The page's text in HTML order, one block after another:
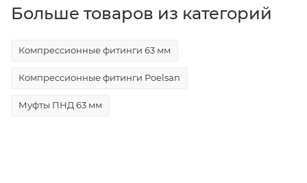
Больше товаров из категорий
Компрессионные фитинги 63 мм
Компрессионные фитинги Poelsan
Муфты ПНД 63 мм